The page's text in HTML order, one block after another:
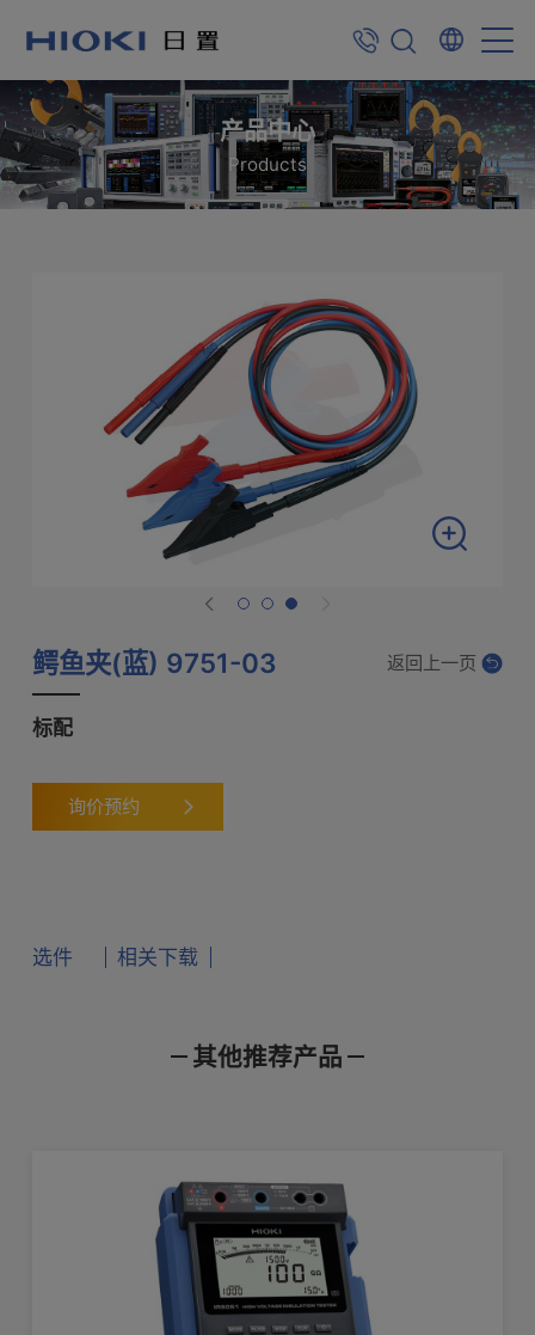
产品中心
Products
鳄鱼夹(蓝) 9751-03 返回上一页
标配
询价预约
选件 相关下载
使用说明书
其他推荐产品